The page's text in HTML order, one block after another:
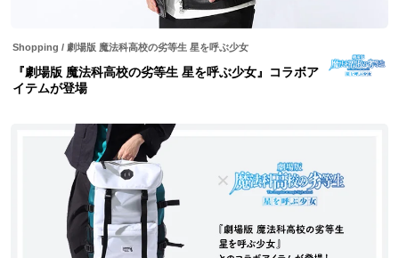
Shopping / 劇場版 魔法科高校の劣等生 星を呼ぶ少女
『劇場版 魔法科高校の劣等生 星を呼ぶ少女』コラボア
イテムが登場